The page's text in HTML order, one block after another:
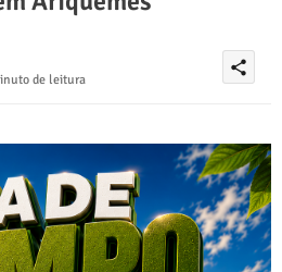
de leitura
share